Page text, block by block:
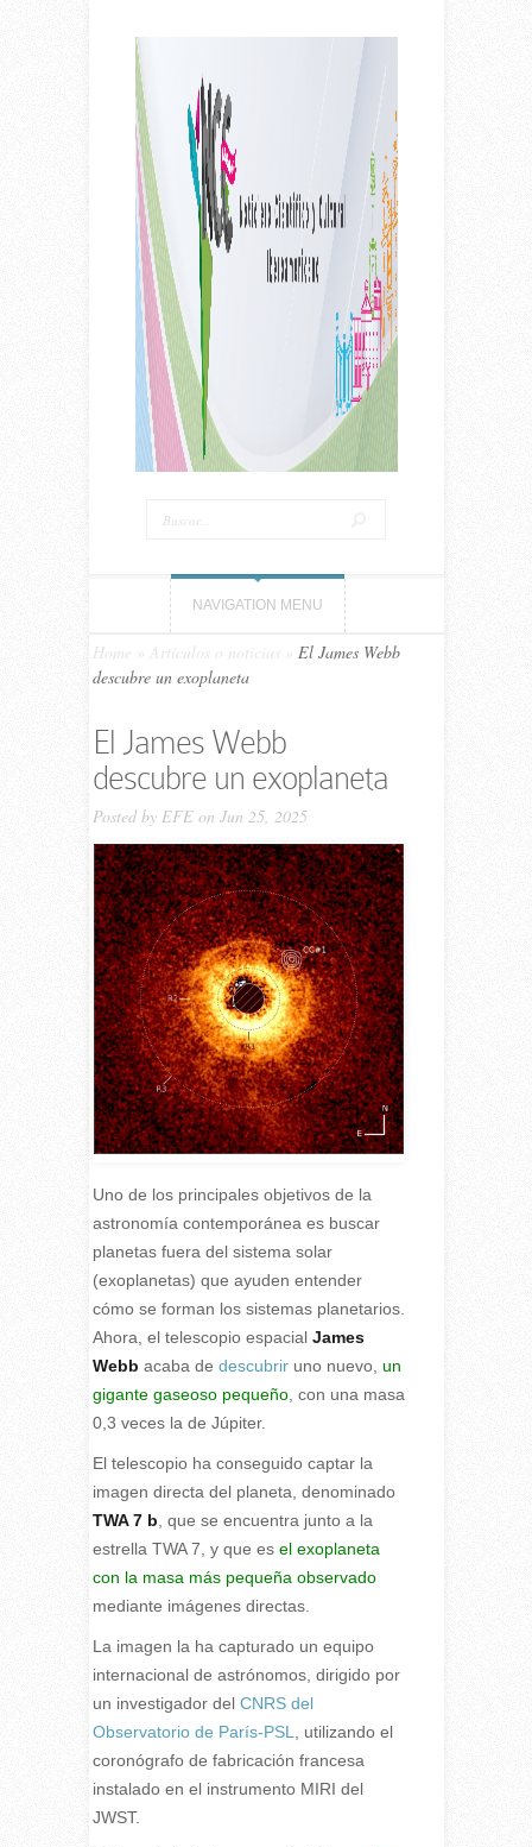
NAVIGATION MENU
Home Artículos o noticias
El James Webb
descubre un exoplaneta
El James Webb
descubre un exoplaneta
Posted by EFEon Jun 25, 2025
Uno de los principales objetivos de la
astronomía contemporánea es buscar
planetas fuera del sistema solar
(exoplanetas) que ayuden entender
cómo se forman los sistemas planetarios.
Ahora, el telescopio espacialJames
Webb acaba de descubriruno nuevo, un
gigante gaseoso pequeño, con una masa
0,3 veces la de Júpiter.
El telescopio ha conseguido captar la
imagen directa del planeta, denominado
TWA 7 b, que se encuentra junto a la
estrella TWA 7, y que es el exoplaneta
con la masa más pequeña observado
mediante imágenes directas.
La imagen la ha capturado un equipo
internacional de astrónomos, dirigido por
un investigador del CNRS del
Observatorio de París-PSL, utilizando el
coronógrafo de fabricación francesa
instalado en el instrumento MIRI del
JWST.